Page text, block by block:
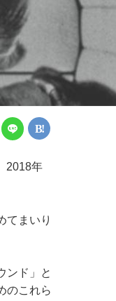
2018年
てまいり
ンド」と
のこれら